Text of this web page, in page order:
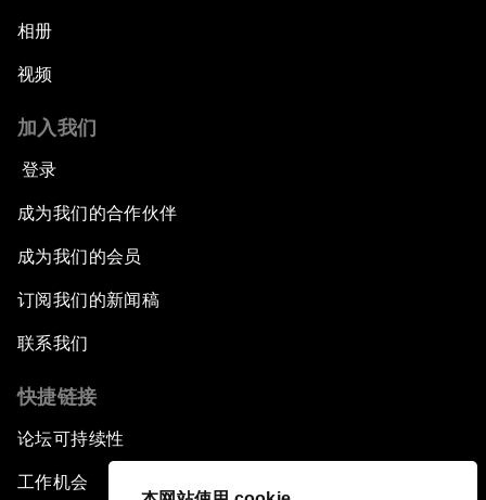
相册
视频
加入我们
登录
成为我们的合作伙伴
成为我们的会员
订阅我们的新闻稿
联系我们
快捷链接
论坛可持续性
工作机会